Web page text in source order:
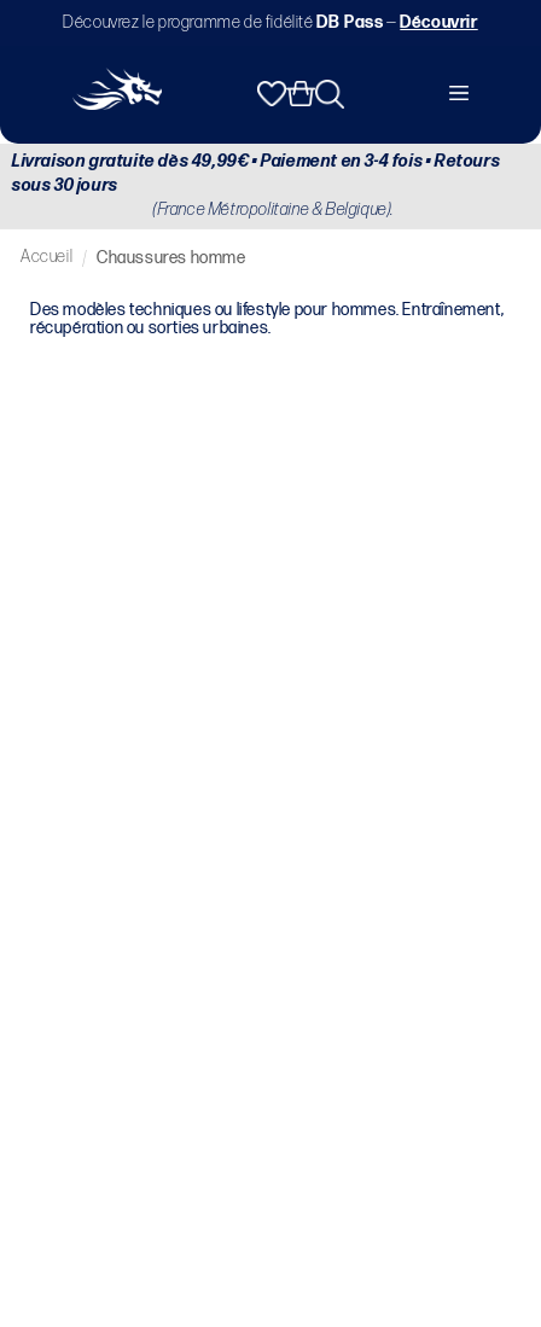
passer
Découvrez le programme de fidélité DB Pass— Découvrir
Panier
Livraison gratuite dès 49,99€ • Paiement en 3-4 fois • Retours
sous 30 jours
(France Métropolitaine & Belgique).
Accueil / Chaussures homme
Des modèles techniques ou lifestyle pour hommes. Entraînement,
récupération ou sorties urbaines.